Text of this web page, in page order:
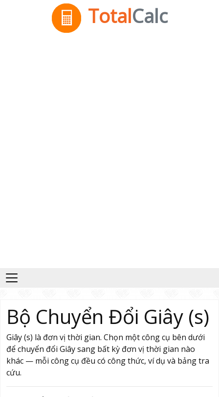
TotalCalc
Bộ Chuyển Đổi Giây (s)
Giây (s) là đơn vị thời gian. Chọn một công cụ bên dưới
để chuyển đổi Giây sang bất kỳ đơn vị thời gian nào
khác — mỗi công cụ đều có công thức, ví dụ và bảng tra
cứu.